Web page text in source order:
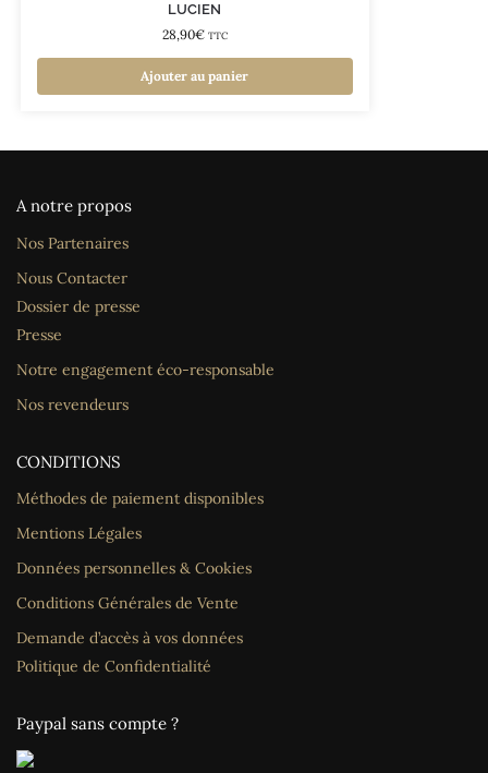
LUCIEN
28,90€ TTC
Ajouter au panier
A notre propos
Nos Partenaires
Nous Contacter
Dossier de presse
Presse
Notre engagement éco-responsable
Nos revendeurs
CONDITIONS
Méthodes de paiement disponibles
Mentions Légales
Données personnelles & Cookies
Conditions Générales de Vente
Demande d’accès à vos données
Politique de Confidentialité
Paypal sans compte ?